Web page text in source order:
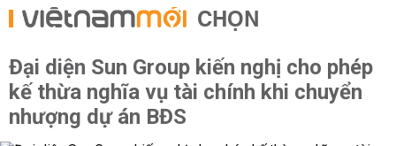
CHỌN
Đại diện Sun Group kiến nghị cho phép
kế thừa nghĩa vụ tài chính khi chuyển
nhượng dự án BĐS